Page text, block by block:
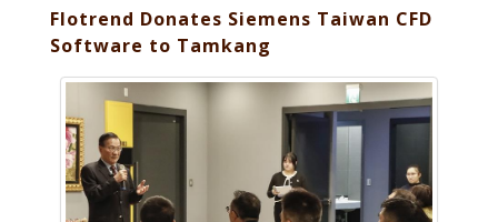
Flotrend Donates Siemens Taiwan CFD
Software to Tamkang